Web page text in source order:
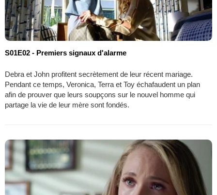
S01E02 - Premiers signaux d'alarme
Debra et John profitent secrètement de leur récent mariage.
Pendant ce temps, Veronica, Terra et Toy échafaudent un plan
afin de prouver que leurs soupçons sur le nouvel homme qui
partage la vie de leur mère sont fondés.